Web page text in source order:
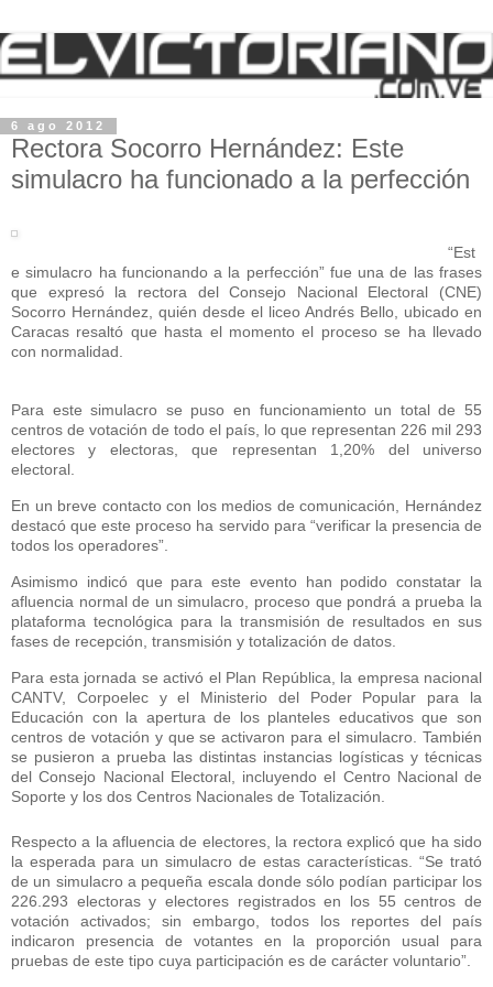
6 ago 2012
Rectora Socorro Hernández: Este
simulacro ha funcionado a la perfección
“Est
e simulacro ha funcionando a la perfección” fue una de las frases
que expresó la rectora del Consejo Nacional Electoral (CNE)
Socorro Hernández, quién desde el liceo Andrés Bello, ubicado en
Caracas resaltó que hasta el momento el proceso se ha llevado
con normalidad.
Para este simulacro se puso en funcionamiento un total de 55
centros de votación de todo el país, lo que representan 226 mil 293
electores y electoras, que representan 1,20% del universo
electoral.
En un breve contacto con los medios de comunicación, Hernández
destacó que este proceso ha servido para “verificar la presencia de
todos los operadores”.
Asimismo indicó que para este evento han podido constatar la
afluencia normal de un simulacro, proceso que pondrá a prueba la
plataforma tecnológica para la transmisión de resultados en sus
fases de recepción, transmisión y totalización de datos.
Para esta jornada se activó el Plan República, la empresa nacional
CANTV, Corpoelec y el Ministerio del Poder Popular para la
Educación con la apertura de los planteles educativos que son
centros de votación y que se activaron para el simulacro. También
se pusieron a prueba las distintas instancias logísticas y técnicas
del Consejo Nacional Electoral, incluyendo el Centro Nacional de
Soporte y los dos Centros Nacionales de Totalización.
Respecto a la afluencia de electores, la rectora explicó que ha sido
la esperada para un simulacro de estas características. “Se trató
de un simulacro a pequeña escala donde sólo podían participar los
226.293 electoras y electores registrados en los 55 centros de
votación activados; sin embargo, todos los reportes del país
indicaron presencia de votantes en la proporción usual para
pruebas de este tipo cuya participación es de carácter voluntario”.